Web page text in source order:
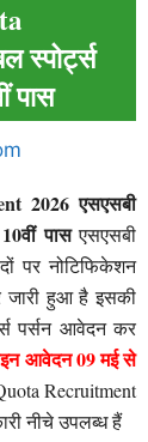
स्पोर्ट्स
पास
2026 एसएसबी
पासएसएसबी
पर नोटिफिकेशन
जारी हुआ है इसकी
पर्सन आवेदन कर
आवेदन 09 मई से
Recruitment
नीचे उपलब्ध हैं